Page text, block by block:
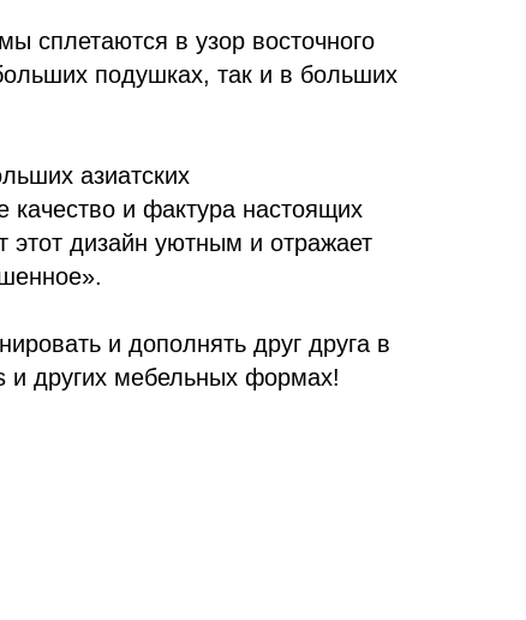
сплетаются в узор восточного
подушках, так и в больших
азиатских
качество и фактура настоящих
этот дизайн уютным и отражает
и дополнять друг друга в
и других мебельных формах!